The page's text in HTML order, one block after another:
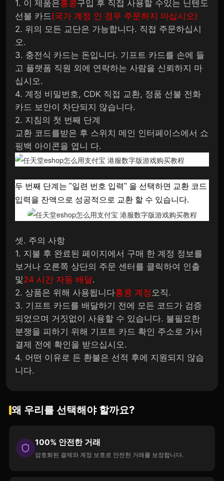
1. 이 제품은홍콩구입 후 직접 사용할 수있는 닌텐도
선불 카드(국가 계정 인 경우 주문하지 마십시오)
2. 위의 모든 교단은 가능합니다. 직접 주문하십시
오.
3. 충전식 카드는 돈입니다. 기프트 카드를 손에 들
고 플랫폼 직원 외에 연락하는 사람을 신뢰하지 마
십시오.
4. 계정 비밀번호, CDK 직접 교환, 정품 선불 전화
카드 보안이 차단되지 않습니다.
2. 지침의 첫 번째 단계
교환 코드를받은 후 스위치 메인 인터페이스에서 쇼
핑백 아이콘을 엽니 다.
두 번째 단계는 "일련 번호 입력" 을 선택하면 교환 코드
입력을 잔액으로 성공적으로 교환 할 수 있습니다.
셋. 주의 사항
1. 지불 후 완료된 페이지에서 구매 한 계정 정보를
보거나 오른쪽 상단의 주문 센터를 클릭하여 인출
및24 시간 자동 배달.
2. 상품은 위해 사용됩니다홍콩 계정 오직.
3. 기프트 카드를 배달하기 전에 모든 코드가 검증
되었으며 거짓없이 사용할 수 있습니다. 불필요한
분쟁을 피하기 위해 기프트 카드 확인 주소로 가서
결제 전에 확인을 받으십시오.
4. 어떤 이유로 든 환불은 선적 후에 지원되지 않습
니다.
왜 우리를 선택해야 할까요?
100% 안전한 거래
암호화된 결제와 계정 보호로 안전한 거래를 보장합니다.